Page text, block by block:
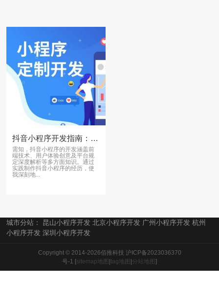
抖音小程序开发指南：从入门到精通，实现个人价值最大化
需知，抖音小程序的开发涵盖前
端技术、用户体验创意及平台规
定深度解析等多方面知识。通过
实践制作抖音小程序的经历，使
我深刻地...
城市分站： 昆山小程序开发 北京小程序开发 广州小程序开发 杭州
小程序开发 深圳小程序开发
Copyright © 2014-2026佰推科技 沪ICP备2023036370
号-1 [sitemap地图 tag地图 分站地图 ]